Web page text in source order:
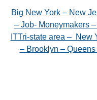
Big New York – New
– Job- Moneymakers
ITTri-state area – New
– Brooklyn –